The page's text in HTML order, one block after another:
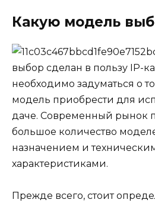
Какую модель
выбор сделан в пользу IP-
необходимо задуматься о
модель приобрести для
даче. Современный рынок
большое количество
назначением и
характеристиками.
Прежде всего, стоит